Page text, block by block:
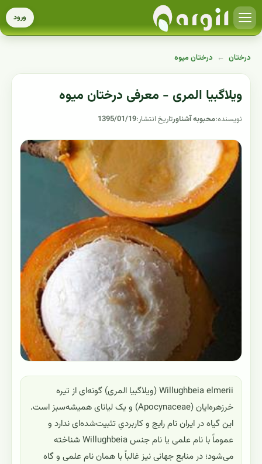
ورود
درختان ← درختان میوه
ویلاگبیا المری - معرفی درختان میوه
نویسنده:محبوبه آشناورتاریخ انتشار:1395/01/19
Willughbeia elmerii (ویلاگبیا المری) گونه‌ای از تیره
خرزهره‌ایان (Apocynaceae) و یک لیانای همیشه‌سبز است.
این گیاه در ایران نام رایج و کاربردیِ تثبیت‌شده‌ای ندارد و
عموماً با نام علمی یا نام جنس Willughbeia شناخته
می‌شود؛ در منابع جهانی نیز غالباً با همان نام علمی و گاه